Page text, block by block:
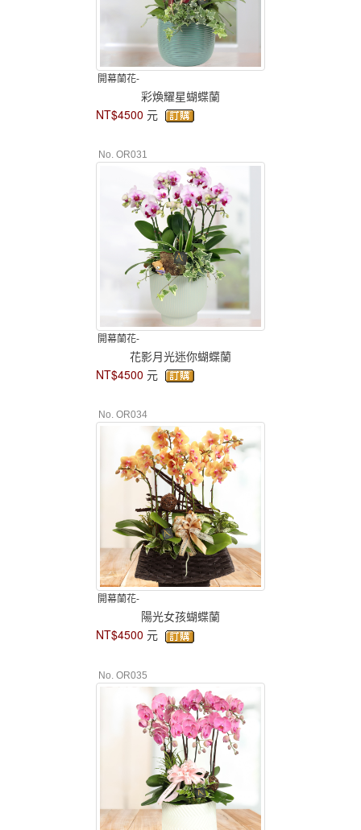
開幕蘭花-
彩煥耀星蝴蝶蘭
NT$4500 元
No. OR031
開幕蘭花-
花影月光迷你蝴蝶蘭
NT$4500 元
No. OR034
開幕蘭花-
陽光女孩蝴蝶蘭
NT$4500 元
No. OR035